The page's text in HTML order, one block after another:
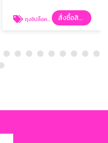
ถุงซิปล็อคราคาส่ง สั่งซื้อสินค้า